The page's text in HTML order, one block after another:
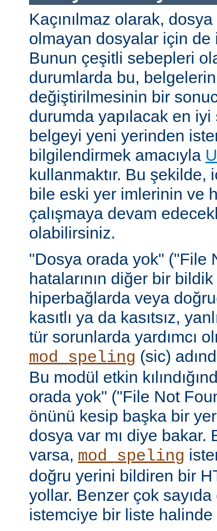
Kaçınılmaz olarak,
olmayan dosyalar için de
Bunun çeşitli sebepleri
durumlarda bu,
değiştirilmesinin bir
durumda yapılacak en
belgeyi yeni yerinden
bilgilendirmek amacıyla
kullanmaktır. Bu
bile eski yer imlerinin ve
çalışmaya devam
olabilirsiniz.
"Dosya orada yok" ("File
hatalarının diğer bir
hiperbağlarda veya
kasıtlı ya da kasıtsız,
tür sorunlarda yardımcı
mod_speling (sic)
Bu modül etkin
orada yok" ("File Not
önünü kesip başka bir
dosya var mı diye bakar.
varsa, mod_speling
doğru yerini bildiren bir
yollar. Benzer çok
istemciye bir liste halinde